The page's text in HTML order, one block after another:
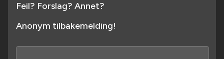
Feil? Forslag? Annet?
Anonym tilbakemelding!